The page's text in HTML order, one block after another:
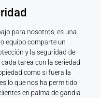
para nosotros; es una
equipo comparte un
y la seguridad de
tarea con la seriedad
como si fuera la
lo que nos ha permitido
en palma de gandia